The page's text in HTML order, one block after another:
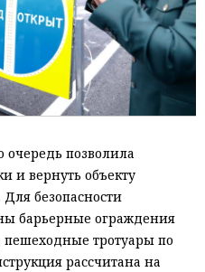
очередь позволила
и вернуть объекту
безопасности
барьерные ограждения
пешеходные тротуары по
рассчитана на